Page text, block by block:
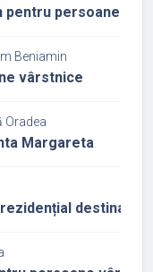
pentru persoane
Beniamin
vârstnice
Oradea
Margareta
destinat